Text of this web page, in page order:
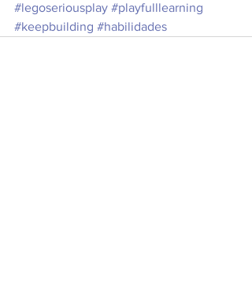
#legoseriousplay #playfulllearning
#keepbuilding #habilidades